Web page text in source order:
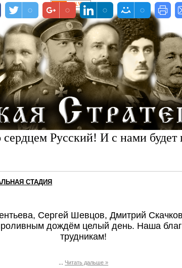
сердцем Русский! И с нами будет
СТАДИЯ
Сергей Шевцов, Дмитрий
дождём целый день. Наша
трудникам!
Читать дальше »